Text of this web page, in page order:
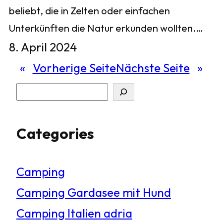
beliebt, die in Zelten oder einfachen
Unterkünften die Natur erkunden wollten.…
8. April 2024
« Vorherige SeiteNächste Seite »
c
e
n
Categories
Camping
Camping Gardasee mit Hund
Camping Italien adria